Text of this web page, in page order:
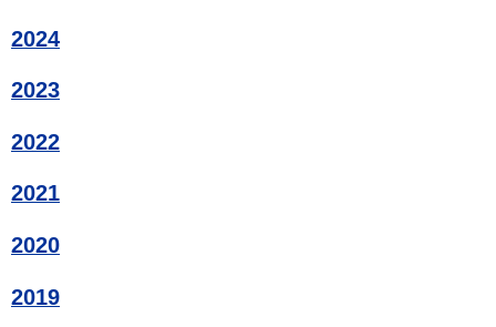
2024
2023
2022
2021
2020
2019